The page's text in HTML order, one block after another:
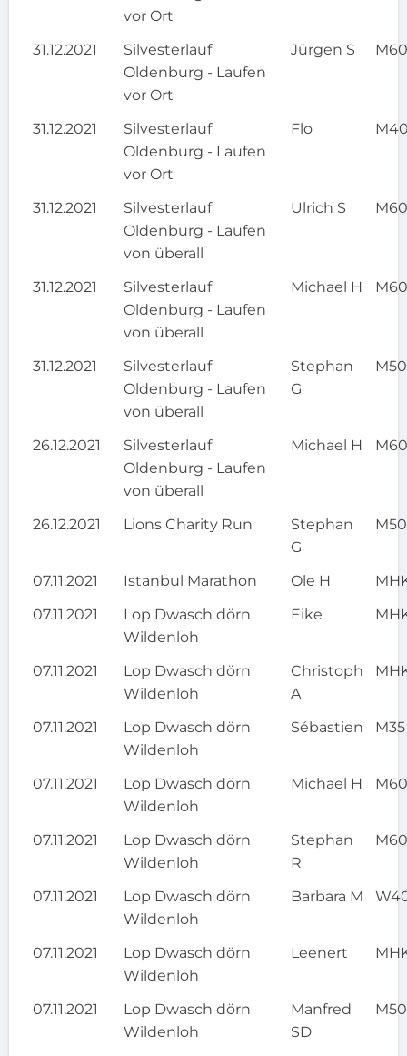
vor Ort
31.12.2021
Silvesterlauf
Oldenburg - Laufen
vor Ort
Jürgen S
31.12.2021
Silvesterlauf
Oldenburg - Laufen
vor Ort
Flo
31.12.2021
Silvesterlauf
Oldenburg - Laufen
von überall
Ulrich S
31.12.2021
Silvesterlauf
Oldenburg - Laufen
von überall
Michael H
31.12.2021
Silvesterlauf
Oldenburg - Laufen
von überall
Stephan
G
M50
26.12.2021
Silvesterlauf
Oldenburg - Laufen
von überall
Michael H
26.12.2021 Lions Charity Run
Stephan
G
M50
07.11.2021 Istanbul Marathon Ole H
07.11.2021
Lop Dwasch dörn
Wildenloh
Eike
07.11.2021
Lop Dwasch dörn
Wildenloh
Christoph
A
07.11.2021
Lop Dwasch dörn
Wildenloh
Sébastien M35
07.11.2021
Lop Dwasch dörn
Wildenloh
Michael H
07.11.2021
Lop Dwasch dörn
Wildenloh
Stephan
R
07.11.2021
Lop Dwasch dörn
Wildenloh
Barbara M
07.11.2021
Lop Dwasch dörn
Wildenloh
Leenert
07.11.2021
Lop Dwasch dörn
Wildenloh
Manfred
SD
M50